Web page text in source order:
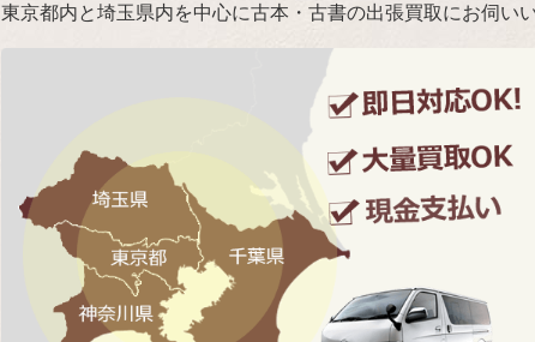
東京都内と埼玉県内を中心に古本・古書の出張買取にお伺い